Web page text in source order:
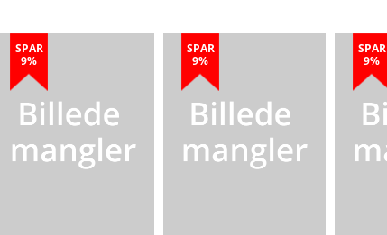
SPAR
9%
SPAR
9%
SPAR
9%